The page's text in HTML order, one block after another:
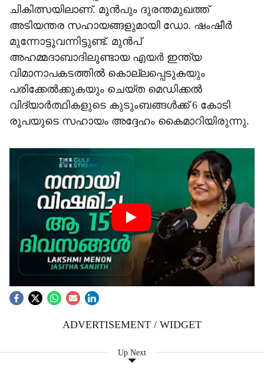
ചികിത്സയിലാണ്. മുൻപും ദുരന്തമുഖത്ത്
അടിയന്തര സഹായങ്ങളുമായി ഡോ. ഷംഷീർ
മുന്നോട്ടുവന്നിട്ടുണ്ട്. മുൻപ്
അഹമ്മദാബാദിലുണ്ടായ എയർ ഇന്ത്യ
വിമാനാപകടത്തിൽ കൊല്ലപ്പെടുകയും
പരിക്കേൽക്കുകയും ചെയ്ത മെഡിക്കൽ
വിദ്യാർത്ഥികളുടെ കുടുംബങ്ങൾക്ക് 6 കോടി
രൂപയുടെ സഹായം അദ്ദേഹം കൈമാറിയിരുന്നു.
ADVERTISEMENT / WIDGET
Up Next